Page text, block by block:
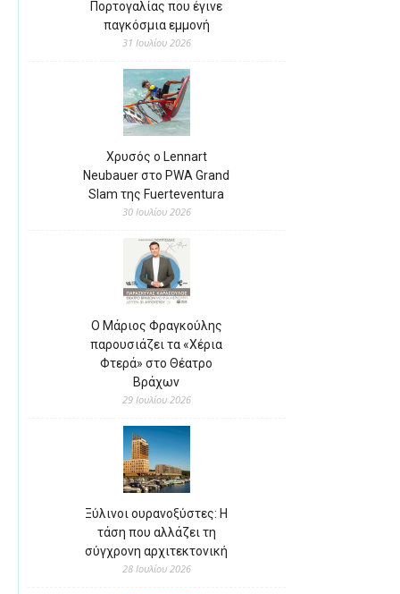
Πορτογαλίας που έγινε
παγκόσμια εμμονή
31 Ιουλίου 2026
Χρυσός ο Lennart
Neubauer στο PWA Grand
Slam της Fuerteventura
30 Ιουλίου 2026
Ο Μάριος Φραγκούλης
παρουσιάζει τα «Χέρια
Φτερά» στο Θέατρο
Βράχων
29 Ιουλίου 2026
Ξύλινοι ουρανοξύστες: Η
τάση που αλλάζει τη
σύγχρονη αρχιτεκτονική
28 Ιουλίου 2026